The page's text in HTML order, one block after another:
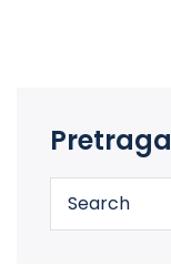
Pretraga